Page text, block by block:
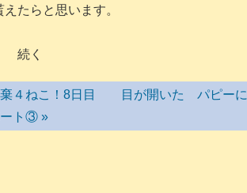
たらと思います。
続く
棄４ねこ！8日目 目が開いた パピーに
ート③ »